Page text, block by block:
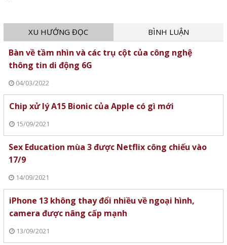
XU HƯỚNG ĐỌC BÌNH LUẬN
Bàn về tầm nhìn và các trụ cột của công nghệ
thông tin di động 6G
04/03/2022
Chip xử lý A15 Bionic của Apple có gì mới
15/09/2021
Sex Education mùa 3 được Netflix công chiếu vào
17/9
14/09/2021
iPhone 13 không thay đổi nhiều về ngoại hình,
camera được nâng cấp mạnh
13/09/2021